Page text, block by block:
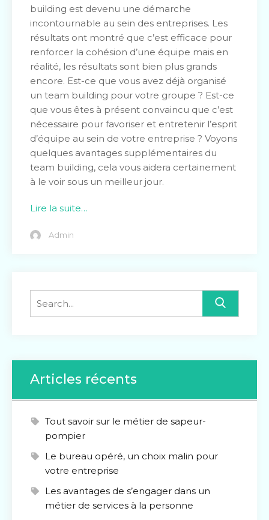
building est devenu une démarche
incontournable au sein des entreprises. Les
résultats ont montré que c’est efficace pour
renforcer la cohésion d’une équipe mais en
réalité, les résultats sont bien plus grands
encore. Est-ce que vous avez déjà organisé
un team building pour votre groupe ? Est-ce
que vous êtes à présent convaincu que c’est
nécessaire pour favoriser et entretenir l’esprit
d’équipe au sein de votre entreprise ? Voyons
quelques avantages supplémentaires du
team building, cela vous aidera certainement
à le voir sous un meilleur jour.
Lire la suite…
Admin
for:
Articles récents
Tout savoir sur le métier de sapeur-
pompier
Le bureau opéré, un choix malin pour
votre entreprise
Les avantages de s’engager dans un
métier de services à la personne